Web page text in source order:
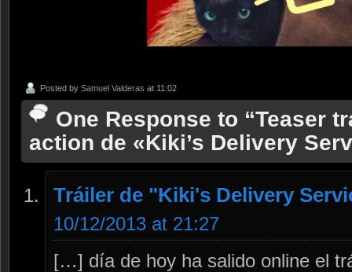
Posted by Samuel Valderas at 11:02
One Response to “Teaser
action de «Kiki’s Delivery
Tráiler de "Kiki's Delivery
10/12/2013 at 21:27
[…] día de hoy ha salido online el